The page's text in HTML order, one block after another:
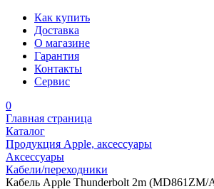
Как купить
Доставка
О магазине
Гарантия
Контакты
Сервис
0
Главная страница
Каталог
Продукция Apple, аксессуары
Аксессуары
Кабели/переходники
Кабель Apple Thunderbolt 2m (MD861ZM/